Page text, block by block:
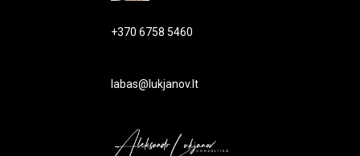
+370 6758 5460
labas@lukjanov.lt